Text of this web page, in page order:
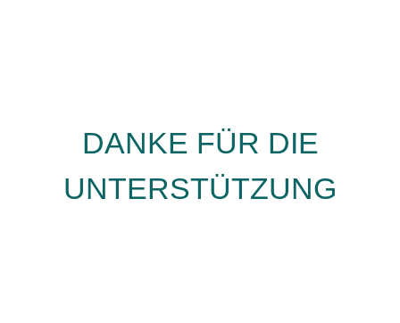
DANKE FÜR DIE
UNTERSTÜTZUNG